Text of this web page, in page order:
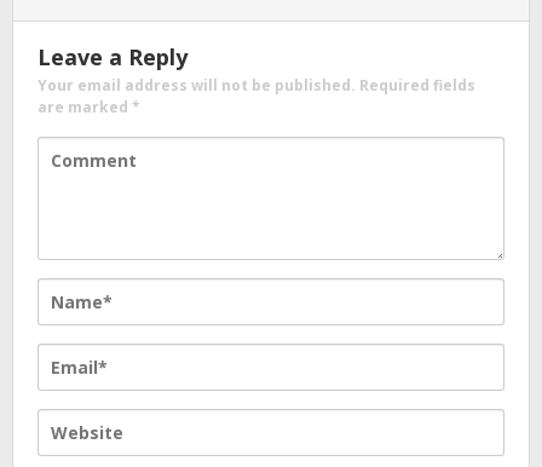
Leave a Reply
Your email address will not be published. Required fields
are marked *